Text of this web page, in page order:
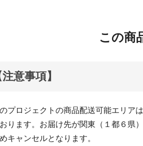
この商
注意事項】
プロジェクトの商品配送可能エリア
ります。お届け先が関東（１都６県
キャンセルとなります。